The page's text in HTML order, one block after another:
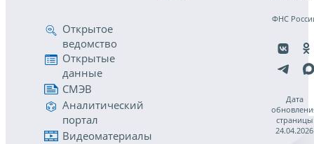
Открытое
ведомство
Открытые
данные
СМЭВ
Аналитический
портал
Видеоматериалы
ФНС
Дата
страницы
24.04.2026